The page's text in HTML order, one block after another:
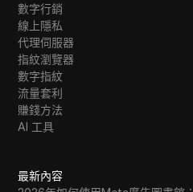
數字行銷
線上隱私
代理伺服器
指紋瀏覽器
數字指紋
流量套利
賺錢方法
AI 工具
最新內容